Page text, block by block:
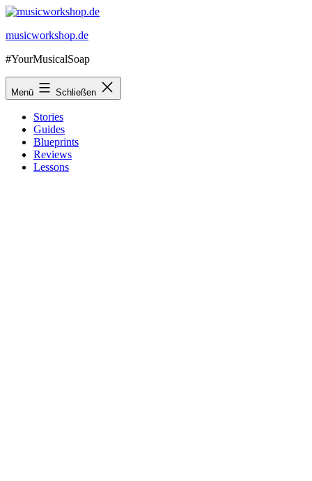
Zum
springen
musicworkshop.de
#YourMusicalSoap
Menü Schließen
Stories
Guides
Blueprints
Reviews
Lessons